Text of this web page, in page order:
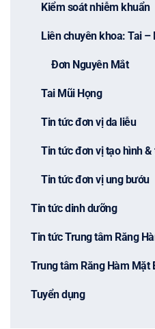
Kiểm soát nhiễm khuẩn
Liên chuyên khoa: Tai
Đơn Nguyên Mắt
Tai Mũi Họng
Tin tức đơn vị da liễu
Tin tức đơn vị tạo hình
Tin tức đơn vị ung bướu
Tin tức dinh dưỡng
Tin tức Trung tâm Răng
Trung tâm Răng Hàm Mặt
Tuyển dụng